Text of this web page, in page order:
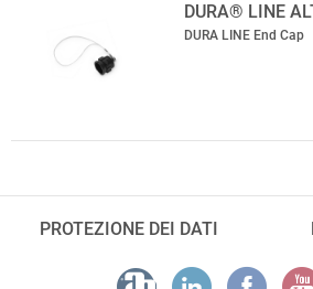
DURA® LINE
DURA LINE End Cap
PROTEZIONE DEI DATI